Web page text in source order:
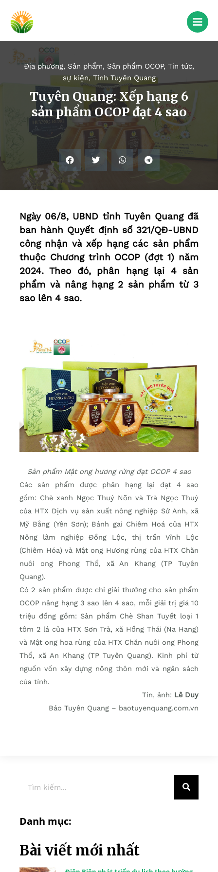
Địa phương, Sản phẩm, Sản phẩm OCOP, Tin tức,
sự kiện, Tỉnh Tuyên Quang
Tuyên Quang: Xếp hạng 6
sản phẩm OCOP đạt 4 sao
Ngày 06/8, UBND tỉnh Tuyên Quang đã
ban hành Quyết định số 321/QĐ-UBND
công nhận và xếp hạng các sản phẩm
thuộc Chương trình OCOP (đợt 1) năm
2024. Theo đó, phân hạng lại 4 sản
phẩm và nâng hạng 2 sản phẩm từ 3
sao lên 4 sao.
Sản phẩm Mật ong hương rừng đạt OCOP 4 sao
Các sản phẩm được phân hạng lại đạt 4 sao
gồm: Chè xanh Ngọc Thuý Nõn và Trà Ngọc Thuý
của HTX Dịch vụ sản xuất nông nghiệp Sử Anh, xã
Mỹ Bằng (Yên Sơn); Bánh gai Chiêm Hoá của HTX
Nông lâm nghiệp Đồng Lộc, thị trấn Vĩnh Lộc
(Chiêm Hóa) và Mật ong Hương rừng của HTX Chăn
nuôi ong Phong Thổ, xã An Khang (TP Tuyên
Quang).
Có 2 sản phẩm được chi giải thưởng cho sản phẩm
OCOP nâng hạng 3 sao lên 4 sao, mỗi giải trị giá 10
triệu đồng gồm: Sản phẩm Chè Shan Tuyết loại 1
tôm 2 lá của HTX Sơn Trà, xã Hồng Thái (Na Hang)
và Mật ong hoa rừng của HTX Chăn nuôi ong Phong
Thổ, xã An Khang (TP Tuyên Quang). Kinh phí từ
nguồn vốn xây dựng nông thôn mới và ngân sách
của tỉnh.
Tin, ảnh: Lê Duy
Báo Tuyên Quang – baotuyenquang.com.vn
Danh mục:
Bài viết mới nhất